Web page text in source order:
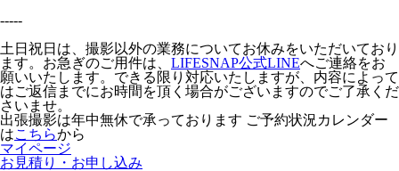
-----
土日祝日は、撮影以外の業務についてお休みをいただいており
ます。お急ぎのご用件は、 LIFESNAP公式LINEへご連絡をお
願いいたします。できる限り対応いたしますが、内容によって
はご返信までにお時間を頂く場合がございますのでご了承くだ
さいませ。
出張撮影は年中無休で承っております ご予約状況カレンダー
はこちらから
マイページ
お見積り・お申し込み